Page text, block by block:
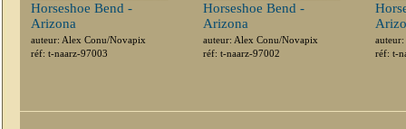
Horseshoe Bend -
Arizona
auteur: Alex Conu/Novapix
réf: t-naarz-97003
Horseshoe Bend -
Arizona
auteur: Alex Conu/Novapix
réf: t-naarz-97002
réf: t-